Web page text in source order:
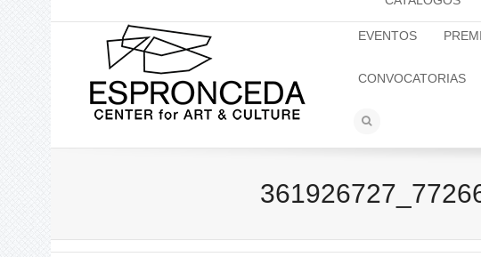
EVENTOS
CONVOCATORIAS